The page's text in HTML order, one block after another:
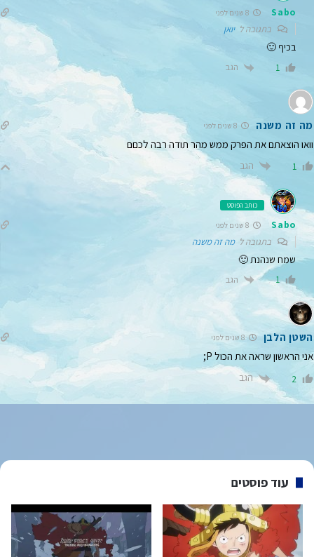
Sabo
בתגובה ליואן
בכיף 🙂
1 הגב
מה זה משנה
וואו הוצאתם את הפרק ממש מהר תודה רבה לכםם
1 הגב
כותב הפוסט
Sabo
בתגובה למה זה משנה
שמח שנהנת 🙂
1 הגב
השטן הלבן 8 שנים לפני
אני הראשון שראה את הכול P;
2 הגב
עוד פוסטים